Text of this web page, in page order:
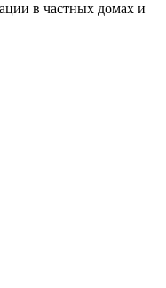
в частных домах и